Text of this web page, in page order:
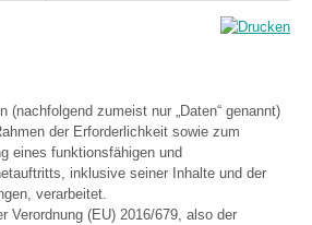
(nachfolgend zumeist nur „Daten“ genannt)
der Erforderlichkeit sowie zum
eines funktionsfähigen und
inklusive seiner Inhalte und der
verarbeitet.
Verordnung (EU) 2016/679, also der